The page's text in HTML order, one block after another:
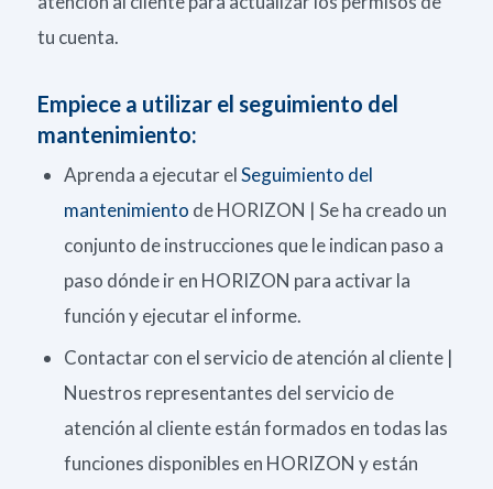
tu cuenta.
Empiece a utilizar el seguimiento del
mantenimiento:
Aprenda a ejecutar elSeguimiento del
mantenimiento de HORIZON | Se ha creado un
conjunto de instrucciones que le indican paso a
paso dónde ir en HORIZON para activar la
función y ejecutar el informe.
Contactar con el servicio de atención al cliente |
Nuestros representantes del servicio de
atención al cliente están formados en todas las
funciones disponibles en HORIZON y están